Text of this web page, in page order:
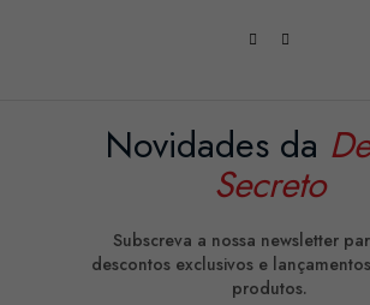
Novidades da
Secreto
Subscreva a nossa newsletter
descontos exclusivos e
produtos.